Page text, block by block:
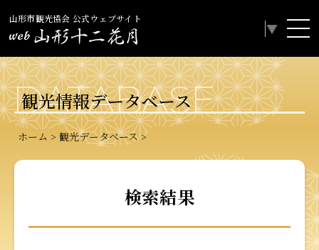
山形市観光協会 公式ウェブサイト
▼
観光情報データベース
DATABASE
ホーム 観光データベース
検索結果